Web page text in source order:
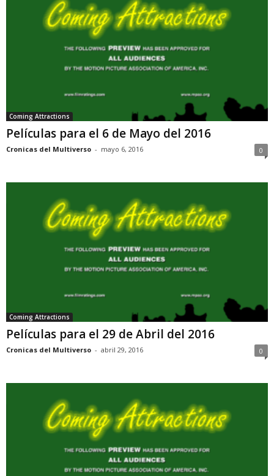
Coming Attractions
Películas para el 6 de Mayo del 2016
Cronicas del Multiverso - mayo 6, 2016 0
Coming Attractions
Películas para el 29 de Abril del 2016
Cronicas del Multiverso - abril 29, 2016 0